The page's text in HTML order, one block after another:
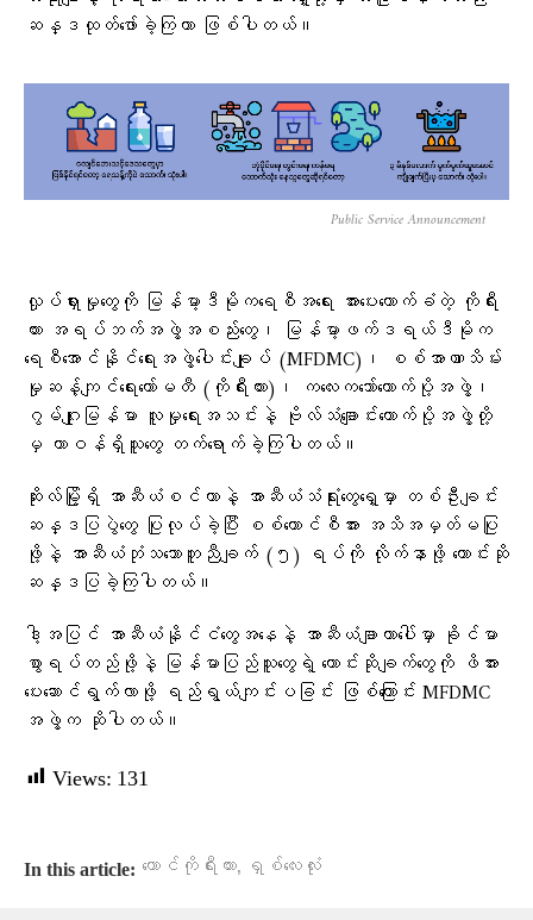
ဆန္ဒထုတ်ဖော်ခဲ့ကြတာ ဖြစ်ပါတယ်။
Public Service Announcement
လှုပ်ရှားမှုတွေကို မြန်မာ့ဒီမိုကရေစီအရေး အားပေးထောက်ခံတဲ့ ကိုရီး
ယား အရပ်ဘက်အဖွဲ့အစည်းတွေ၊ မြန်မာ့ဖက်ဒရယ်ဒီမိုက
ရေစီအောင်နိုင်ရေးအဖွဲ့ပေါင်းချုပ် (MFDMC)၊ စစ်အာဏာသိမ်း
မှုဆန့်ကျင်ရေးကော်မတီ (ကိုရီးယား)၊ ကလေးကဘော်ထောက်ပို့အဖွဲ့၊
ဂွမ်ဂျုးမြန်မာ လူမှုရေးအသင်းနဲ့ ဗိုလ်သံချောင်းထောက်ပို့အဖွဲ့တို့
မှ တာဝန်ရှိသူတွေ တက်ရောက်ခဲ့ကြပါတယ်။
ဆိုးလ်မြို့ရှိ အာဆီယံစင်တာနဲ့ အာဆီယံသံရုံးတွေရှေ့မှာ တစ်ဦးချင်း
ဆန္ဒပြပွဲတွေ ပြုလုပ်ခဲ့ပြီး စစ်ကောင်စီအား အသိအမှတ်မပြု
ဖို့နဲ့ အာဆီယံဘုံသဘောတူညီချက် (၅) ရပ်ကို လိုက်နာဖို့ တောင်းဆို
ဆန္ဒပြခဲ့ကြပါတယ်။
ဒါ့အပြင် အာဆီယံနိုင်ငံတွေအနေနဲ့ အာဆီယံချာတာပေါ်မှာ ခိုင်မာ
စွာရပ်တည်ဖို့နဲ့ မြန်မာပြည်သူတွေရဲ့ တောင်းဆိုချက်တွေကို ဖိအား
ပေးဆောင်ရွက်လာဖို့ ရည်ရွယ်ကျင်းပခြင်း ဖြစ်ကြောင်း MFDMC
အဖွဲ့က ဆိုပါတယ်။
Views: 131
In this article: တောင်ကိုရီးယား, ရှစ်လေးလုံး